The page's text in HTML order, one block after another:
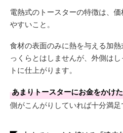
電熱式のトースターの特徴は、
やすいこと。
食材の表面のみに熱を与える加
っくらとはしませんが、外側は
トに仕上がります。
あまりトースターにお金をかけ
側がこんがりしていれば十分満足